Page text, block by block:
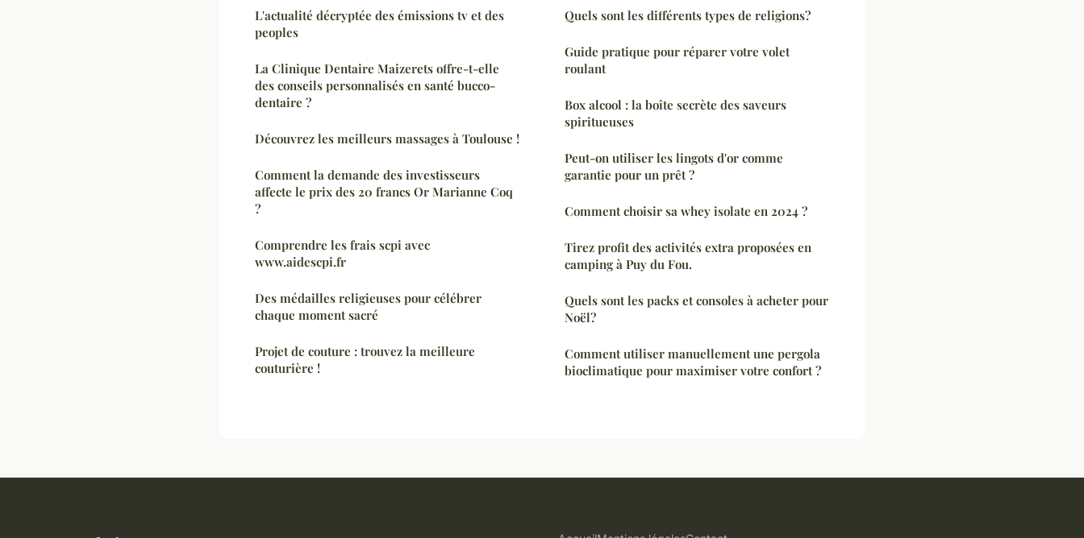
L'actualité décryptée des émissions tv et des
peoples
La Clinique Dentaire Maizerets offre-t-elle
des conseils personnalisés en santé bucco-
dentaire ?
Découvrez les meilleurs massages à Toulouse !
Comment la demande des investisseurs
affecte le prix des 20 francs Or Marianne Coq
?
Comprendre les frais scpi avec
www.aidescpi.fr
Des médailles religieuses pour célébrer
chaque moment sacré
Projet de couture : trouvez la meilleure
couturière !
Quels sont les différents types de religions?
Guide pratique pour réparer votre volet
roulant
Box alcool : la boîte secrète des saveurs
spiritueuses
Peut-on utiliser les lingots d'or comme
garantie pour un prêt ?
Comment choisir sa whey isolate en 2024 ?
Tirez profit des activités extra proposées en
camping à Puy du Fou.
Quels sont les packs et consoles à acheter pour
Noël?
Comment utiliser manuellement une pergola
bioclimatique pour maximiser votre confort ?